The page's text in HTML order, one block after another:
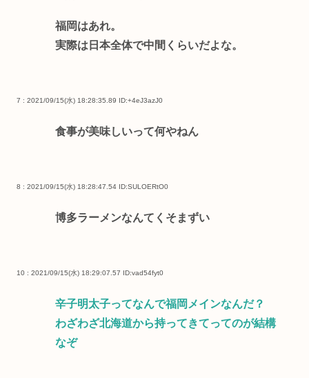
福岡はあれ。
実際は日本全体で中間くらいだよな。
7 : 2021/09/15(水) 18:28:35.89 ID:+4eJ3azJ0
食事が美味しいって何やねん
8 : 2021/09/15(水) 18:28:47.54 ID:SULOERtO0
博多ラーメンなんてくそまずい
10 : 2021/09/15(水) 18:29:07.57 ID:vad54fyt0
辛子明太子ってなんで福岡メインなんだ？
わざわざ北海道から持ってきてってのが結構
なぞ